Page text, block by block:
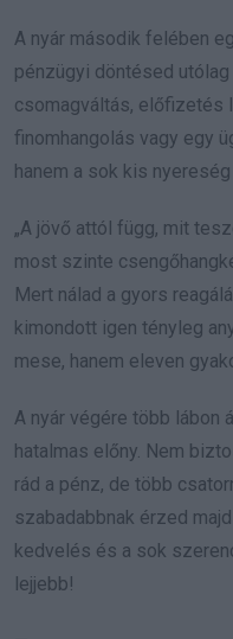
A nyár második felében
pénzügyi döntésed
csomagváltás, előfizetés
finomhangolás vagy egy
hanem a sok kis
„A jövő attól függ, mit
most szinte
Mert nálad a gyors
kimondott igen tényleg
mese, hanem eleven
A nyár végére több lábon
hatalmas előny. Nem
rád a pénz, de több
szabadabbnak érzed
kedvelés és a sok
lejjebb!